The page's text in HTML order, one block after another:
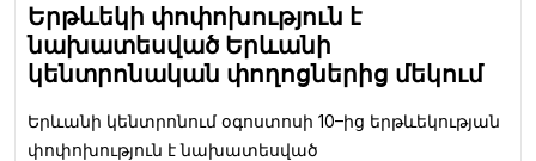
Երթևեկի փոփոխություն է
նախատեսված Երևանի
կենտրոնական փողոցներից մեկում
Երևանի կենտրոնում օգոստոսի 10–ից երթևեկության
փոփոխություն է նախատեսված